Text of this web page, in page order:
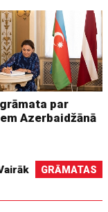
par
Azerbaidžānā
GRĀMATAS